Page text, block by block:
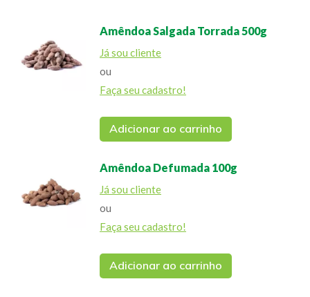
Amêndoa Salgada Torrada 500g
Já sou cliente
ou
Faça seu cadastro!
Adicionar ao carrinho
Amêndoa Defumada 100g
Já sou cliente
ou
Faça seu cadastro!
Adicionar ao carrinho